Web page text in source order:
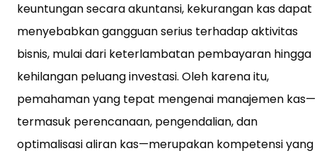
keuntungan secara akuntansi, kekurangan kas dapat
menyebabkan gangguan serius terhadap aktivitas
bisnis, mulai dari keterlambatan pembayaran hingga
kehilangan peluang investasi. Oleh karena itu,
pemahaman yang tepat mengenai manajemen kas—
termasuk perencanaan, pengendalian, dan
optimalisasi aliran kas—merupakan kompetensi yang